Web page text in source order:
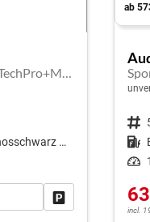
Sportback NEU TFSI quattro S line Pano+TechPro+Matrix+AHK+HUD+Alu20+KlimaPlus+DCC+SONOS
[0E0E] Mythosschwarz Metallic
Fahrzeug parken
ab
Fahrzeugnr.
Kraftstoff
Leistung
incl.